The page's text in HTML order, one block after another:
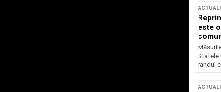
este
Statele
rândul